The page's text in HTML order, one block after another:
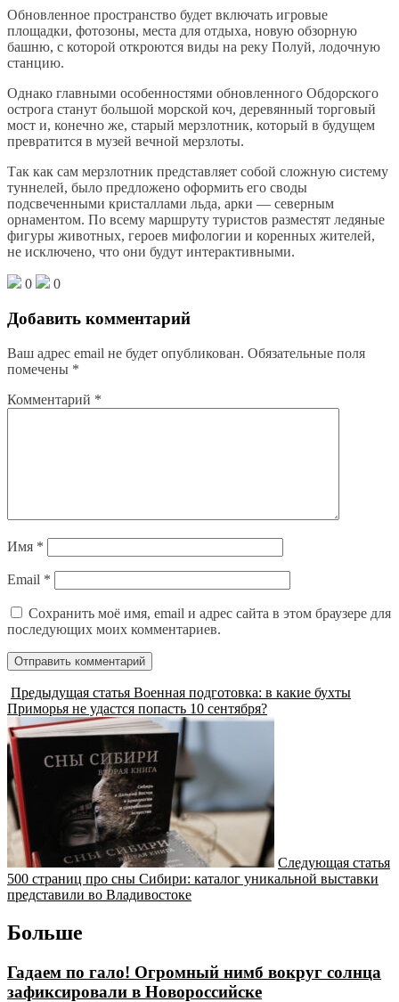
Обновленное пространство будет включать игровые
площадки, фотозоны, места для отдыха, новую обзорную
башню, с которой откроются виды на реку Полуй, лодочную
станцию.
Однако главными особенностями обновленного Обдорского
острога станут большой морской коч, деревянный торговый
мост и, конечно же, старый мерзлотник, который в будущем
превратится в музей вечной мерзлоты.
Так как сам мерзлотник представляет собой сложную систему
туннелей, было предложено оформить его своды
подсвеченными кристаллами льда, арки — северным
орнаментом. По всему маршруту туристов разместят ледяные
фигуры животных, героев мифологии и коренных жителей,
не исключено, что они будут интерактивными.
0 0
Добавить комментарий
Ваш адрес email не будет опубликован. Обязательные поля
помечены *
Комментарий *
Имя *
Email *
Сохранить моё имя, email и адрес сайта в этом браузере для
последующих моих комментариев.
Предыдущая статья Военная подготовка: в какие бухты
Приморья не удастся попасть 10 сентября?
Следующая статья
500 страниц про сны Сибири: каталог уникальной выставки
представили во Владивостоке
Больше
Гадаем по гало! Огромный нимб вокруг солнца
зафиксировали в Новороссийске